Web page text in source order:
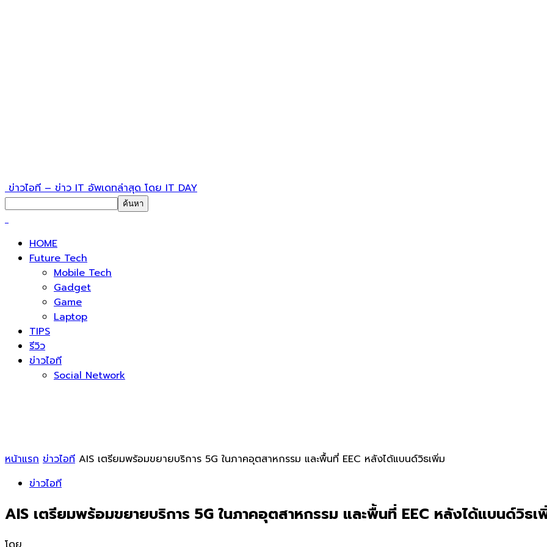
ข่าวไอที – ข่าว IT อัพเดทล่าสุด โดย IT DAY
HOME
Future Tech
Mobile Tech
Gadget
Game
Laptop
TIPS
รีวิว
ข่าวไอที
Social Network
หน้าแรก ข่าวไอที AIS เตรียมพร้อมขยายบริการ 5G ในภาคอุตสาหกรรม และพื้นที่ EEC หลังได้แบนด์วิธเพิ่ม
ข่าวไอที
AIS เตรียมพร้อมขยายบริการ 5G ในภาคอุตสาหกรรม และพื้นที่ EEC หลังได้แบนด์วิธเ